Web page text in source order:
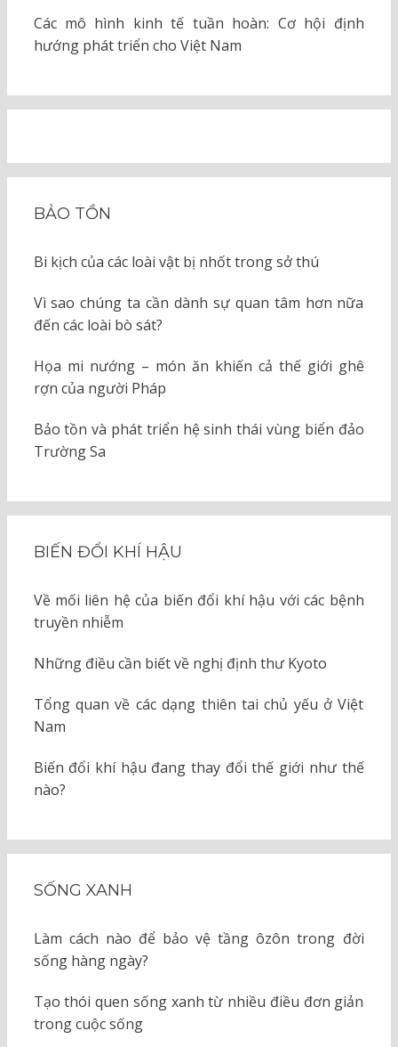
Các mô hình kinh tế tuần hoàn: Cơ hội định
hướng phát triển cho Việt Nam
BẢO TỒN
Bi kịch của các loài vật bị nhốt trong sở thú
Vì sao chúng ta cần dành sự quan tâm hơn nữa
đến các loài bò sát?
Họa mi nướng – món ăn khiến cả thế giới ghê
rợn của người Pháp
Bảo tồn và phát triển hệ sinh thái vùng biển đảo
Trường Sa
BIẾN ĐỔI KHÍ HẬU
Về mối liên hệ của biến đổi khí hậu với các bệnh
truyền nhiễm
Những điều cần biết về nghị định thư Kyoto
Tổng quan về các dạng thiên tai chủ yếu ở Việt
Nam
Biến đổi khí hậu đang thay đổi thế giới như thế
nào?
SỐNG XANH
Làm cách nào để bảo vệ tầng ôzôn trong đời
sống hàng ngày?
Tạo thói quen sống xanh từ nhiều điều đơn giản
trong cuộc sống